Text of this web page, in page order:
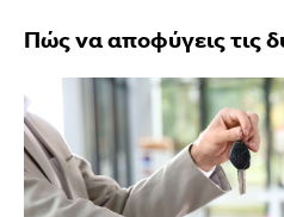
Πώς να αποφύγεις τις